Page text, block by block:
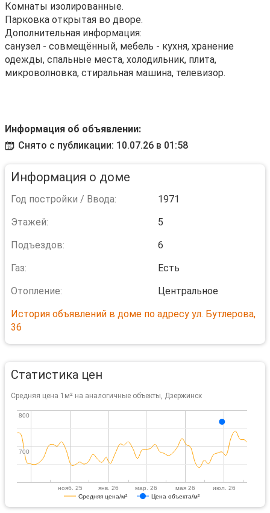
Комнаты изолированные.
Парковка открытая во дворе.
Дополнительная информация:
санузел - совмещённый, мебель - кухня, хранение
одежды, спальные места, холодильник, плита,
микроволновка, стиральная машина, телевизор.
Информация об объявлении:
Снято с публикации: 10.07.26 в 01:58
Информация о доме
Год постройки / Ввода:
1971
Этажей:
5
Подъездов:
6
Газ:
Есть
Отопление:
Центральное
История объявлений в доме по адресу ул. Бутлерова,
36
Статистика цен
Средняя цена 1м² на аналогичные объекты, Дзержинск
Средняя цена/м² Цена объекта/м²
нояб. 25 янв. 26 мар. 26 мая 26 июл. 26
700
700
800
800